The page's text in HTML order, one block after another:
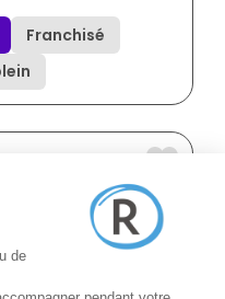
Franchisé
immobilier